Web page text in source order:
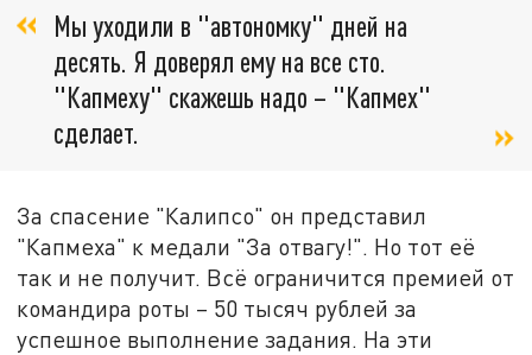
Мы уходили в "автономку" дней на
десять. Я доверял ему на все сто.
"Капмеху" скажешь надо – "Капмех"
сделает.
За спасение "Калипсо" он представил
"Капмеха" к медали "За отвагу!". Но тот её
так и не получит. Всё ограничится премией от
командира роты – 50 тысяч рублей за
успешное выполнение задания. На эти